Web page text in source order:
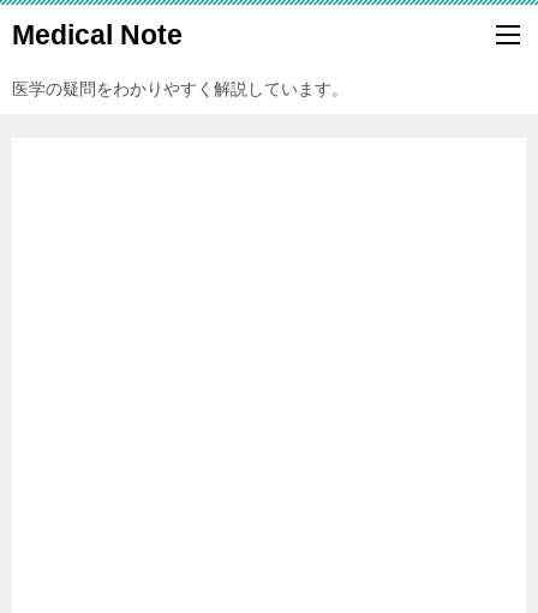
Medical Note
医学の疑問をわかりやすく解説しています。